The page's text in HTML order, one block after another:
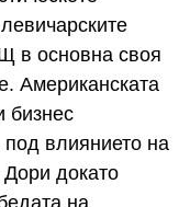
в основна своя
Американската
бизнес
под влиянието на
докато
на